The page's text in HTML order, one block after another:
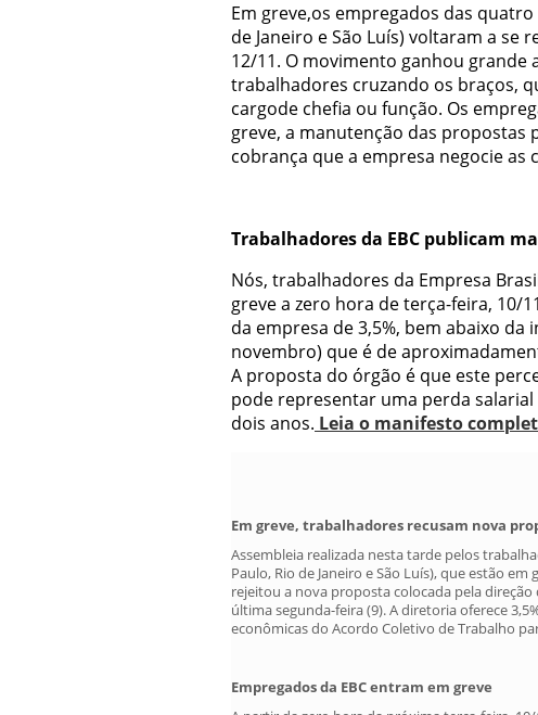
Em greve,os empregados das quatro
de Janeiro e São Luís) voltaram a se
12/11. O movimento ganhou grande
trabalhadores cruzando os braços,
cargode chefia ou função. Os
greve, a manutenção das propostas
cobrança que a empresa negocie as
Trabalhadores da EBC publicam
Nós, trabalhadores da Empresa
greve a zero hora de terça-feira, 10/
da empresa de 3,5%, bem abaixo
novembro) que é de
A proposta do órgão é que este
pode representar uma perda
dois anos. Leia o manifesto
Em greve, trabalhadores recusam nova
Assembleia realizada nesta tarde pelos
Paulo, Rio de Janeiro e São Luís), que estão
rejeitou a nova proposta colocada pela
última segunda-feira (9). A diretoria oferece
econômicas do Acordo Coletivo de Trabalho
Empregados da EBC entram em greve